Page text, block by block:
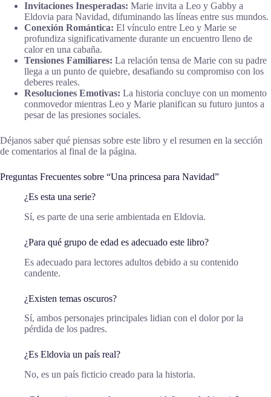
Invitaciones Inesperadas: Marie invita a Leo y Gabby a
Eldovia para Navidad, difuminando las líneas entre sus mundos.
Conexión Romántica: El vínculo entre Leo y Marie se
profundiza significativamente durante un encuentro lleno de
calor en una cabaña.
Tensiones Familiares: La relación tensa de Marie con su padre
llega a un punto de quiebre, desafiando su compromiso con los
deberes reales.
Resoluciones Emotivas: La historia concluye con un momento
conmovedor mientras Leo y Marie planifican su futuro juntos a
pesar de las presiones sociales.
Déjanos saber qué piensas sobre este libro y el resumen en la sección
de comentarios al final de la página.
Preguntas Frecuentes sobre “Una princesa para Navidad”
¿Es esta una serie?
Sí, es parte de una serie ambientada en Eldovia.
¿Para qué grupo de edad es adecuado este libro?
Es adecuado para lectores adultos debido a su contenido
candente.
¿Existen temas oscuros?
Sí, ambos personajes principales lidian con el dolor por la
pérdida de los padres.
¿Es Eldovia un país real?
No, es un país ficticio creado para la historia.